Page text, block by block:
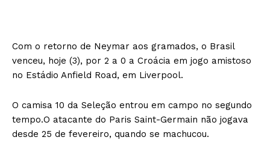
Com o retorno de Neymar aos gramados, o Brasil
venceu, hoje (3), por 2 a 0 a Croácia em jogo amistoso
no Estádio Anfield Road, em Liverpool.
O camisa 10 da Seleção entrou em campo no segundo
tempo.O atacante do Paris Saint-Germain não jogava
desde 25 de fevereiro, quando se machucou.